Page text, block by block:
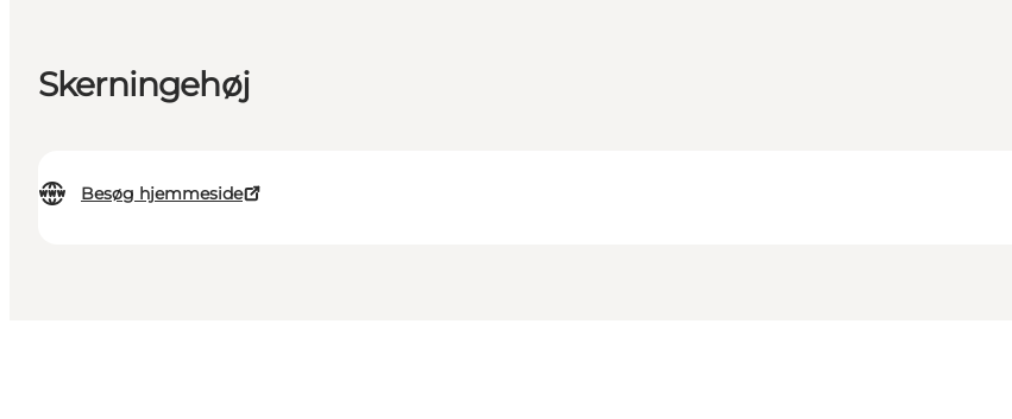
Skerningehøj
Besøg hjemmeside